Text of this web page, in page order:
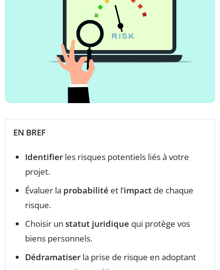
EN BREF
Identifier les risques potentiels liés à votre
projet.
Évaluer la probabilité et l’impact de chaque
risque.
Choisir un statut juridique qui protège vos
biens personnels.
Dédramatiser la prise de risque en adoptant